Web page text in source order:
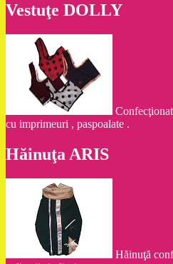
Vestuţe DOLLY
cu imprimeuri , paspoalate .
Hăinuţa ARIS
Hăinuţă